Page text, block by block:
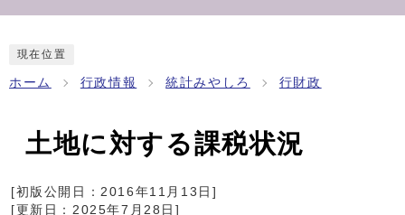
現在位置
ホーム 行政情報 統計みやしろ 行財政
土地に対する課税状況
[初版公開日：2016年11月13日 ]
[更新日： 2025年7月28日 ]